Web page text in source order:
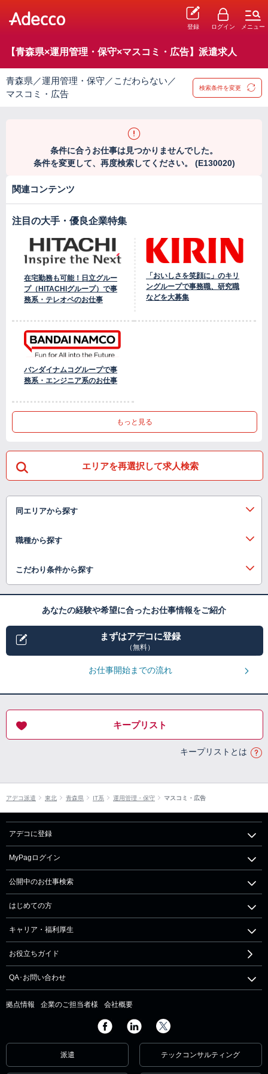
登録 ログイン メニュー
【青森県×運用管理・保守×マスコミ・広告】派遣求人
青森県／運用管理・保守／こだわらない／
マスコミ・広告
検索条件を変更
条件に合うお仕事は見つかりませんでした。
条件を変更して、再度検索してください。 (E130020)
関連コンテンツ
注目の大手・優良企業特集
在宅勤務も可能！日立グルー
プ（HITACHIグループ）で事
務系・テレオペのお仕事
「おいしさを笑顔に」のキリ
ングループで事務職、研究職
などを大募集
バンダイナムコグループで事
務系・エンジニア系のお仕事
もっと見る
エリアを再選択して求人検索
同エリアから探す
職種から探す
こだわり条件から探す
あなたの経験や希望に合ったお仕事情報をご紹介
まずはアデコに登録
（無料）
お仕事開始までの流れ
キープリスト
キープリストとは
アデコ派遣 東北 青森県 IT系 運用管理・保守 マスコミ・広告
アデコに登録
MyPagログイン
公開中のお仕事検索
はじめての方
キャリア・福利厚生
お役立ちガイド
QA･お問い合わせ
拠点情報 企業のご担当者様 会社概要
派遣 テックコンサルティング